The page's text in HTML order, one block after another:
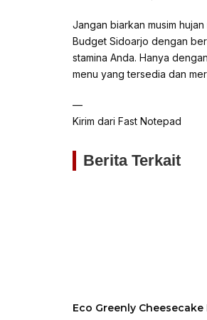
Jangan biarkan musim
Budget Sidoarjo dengan
stamina Anda. Hanya
menu yang tersedia dan
—
Kirim dari Fast Notepad
Berita Terkait
Eco Greenly Cheesecake